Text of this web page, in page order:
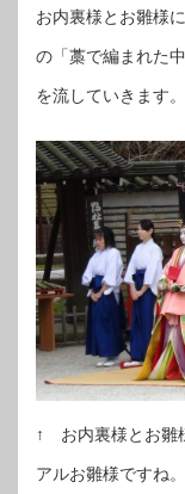
お内裏様とお雛様
の「藁で編まれた
を流していきます。
↑ お内裏様とお雛
アルお雛様ですね。